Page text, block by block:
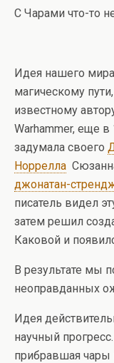
С Чарами что-то
Идея нашего
магическому
известному
Warhammer, еще
задумала своего
Норрелла
джонатан-
писатель видел
затем решил
Каковой и
В результате мы
неоправданных
Идея
научный
прибравшая чары